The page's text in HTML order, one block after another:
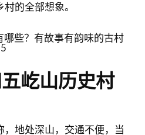
的全部想象。
屹山历史村
地处深山，交通不便，当